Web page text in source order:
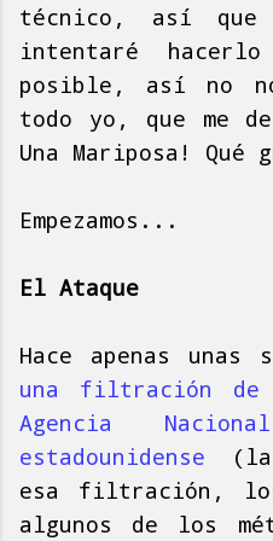
técnico, así que
intentaré
posible, así no
todo yo, que me
Una Mariposa! Qué
Empezamos...
El Ataque
Hace apenas unas
una filtración de
Agencia
estadounidense (la
esa filtración,
algunos de los